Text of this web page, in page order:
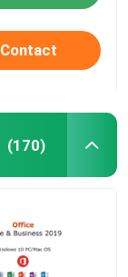
Contact
(170)